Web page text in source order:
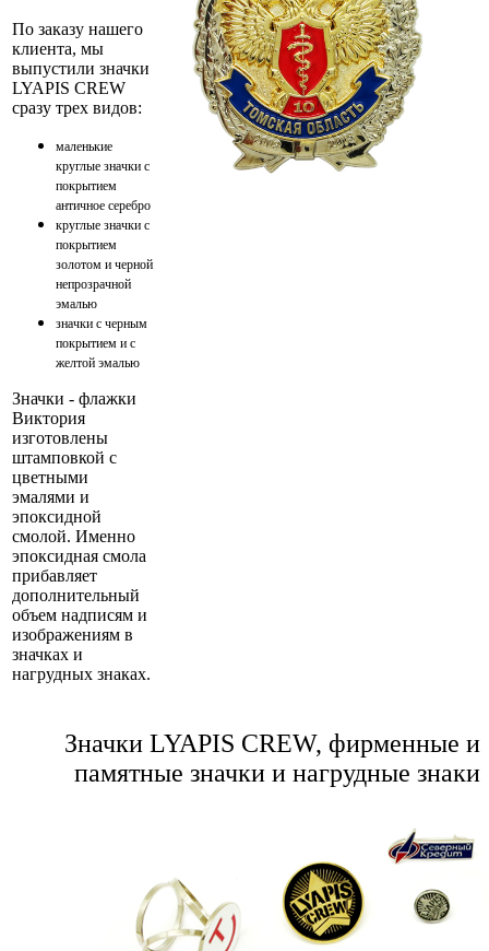
По заказу нашего
клиента, мы
выпустили значки
LYAPIS CREW
сразу трех видов:
маленькие
круглые значки с
покрытием
античное серебро
круглые значки с
покрытием
золотом и черной
непрозрачной
эмалью
значки с черным
покрытием и с
желтой эмалью
Значки - флажки
Виктория
изготовлены
штамповкой с
цветными
эмалями и
эпоксидной
смолой. Именно
эпоксидная смола
прибавляет
дополнительный
объем надписям и
изображениям в
значках и
нагрудных знаках.
Значки LYAPIS CREW, фирменные и
памятные значки и нагрудные знаки